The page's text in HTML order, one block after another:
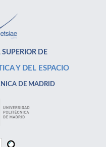
SUPERIOR DE
Y DEL ESPACIO
DE MADRID